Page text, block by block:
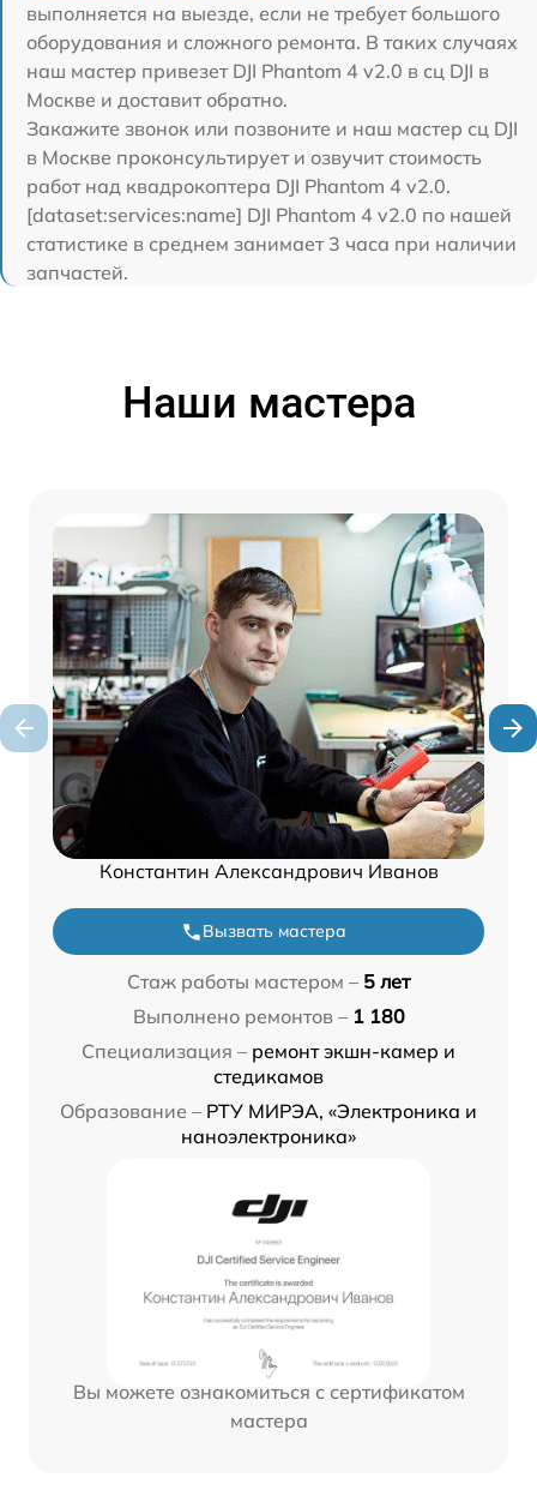
выполняется на выезде, если не требует большого
оборудования и сложного ремонта. В таких случаях
наш мастер привезет DJI Phantom 4 v2.0 в сц DJI в
Москве и доставит обратно.
Закажите звонок или позвоните и наш мастер сц DJI
в Москве проконсультирует и озвучит стоимость
работ над квадрокоптера DJI Phantom 4 v2.0.
[dataset:services:name] DJI Phantom 4 v2.0 по нашей
статистике в среднем занимает 3 часа при наличии
запчастей.
Наши мастера
Константин Александрович Иванов
Вызвать мастера
Стаж работы мастером – 5 лет
Выполнено ремонтов – 1 180
Специализация – ремонт экшн-камер и
стедикамов
Образование – РТУ МИРЭА, «Электроника и
наноэлектроника»
Вы можете ознакомиться с сертификатом
мастера